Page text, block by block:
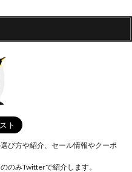
び方や紹介、セール情報やクーポ
のみTwitterで紹介します。